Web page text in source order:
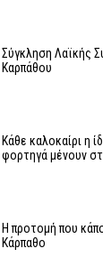
Σύγκληση Λαϊκής
Καρπάθου
Κάθε καλοκαίρι η
φορτηγά μένουν
Η προτομή που
Κάρπαθο